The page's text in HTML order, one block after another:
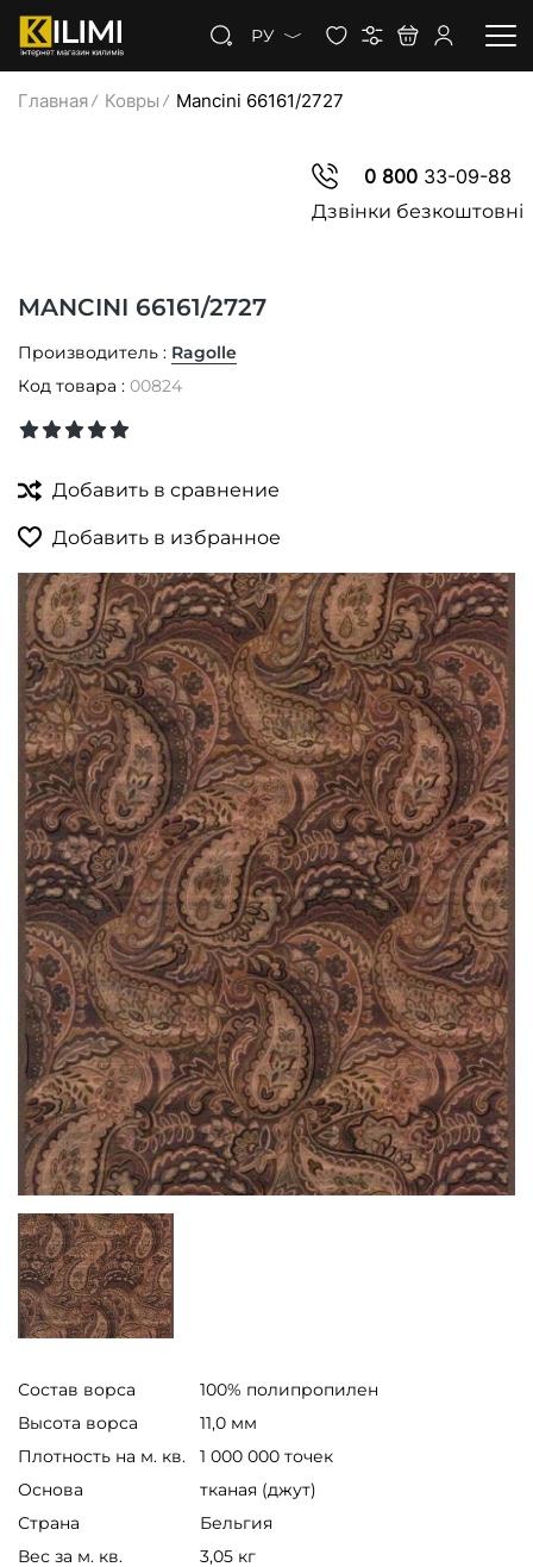
РУ
Главная Ковры Mancini 66161/2727
0 80033-09-88
Дзвінки безкоштовні
MANCINI 66161/2727
Производитель : Ragolle
Код товара : 00824
Добавить в сравнение
Добавить в избранное
Состав ворса
100% полипропилен
Высота ворса
11,0 мм
Плотность на м. кв.
1 000 000 точек
Основа
тканая (джут)
Страна
Бельгия
Вес за м. кв.
3,05 кг